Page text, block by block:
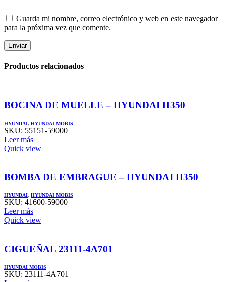
Guarda mi nombre, correo electrónico y web en este navegador
para la próxima vez que comente.
Productos relacionados
BOCINA DE MUELLE – HYUNDAI H350
HYUNDAI, HYUNDAI MOBIS
SKU: 55151-59000
Leer más
Quick view
BOMBA DE EMBRAGUE – HYUNDAI H350
HYUNDAI, HYUNDAI MOBIS
SKU: 41600-59000
Leer más
Quick view
CIGUEÑAL 23111-4A701
HYUNDAI MOBIS
SKU: 23111-4A701